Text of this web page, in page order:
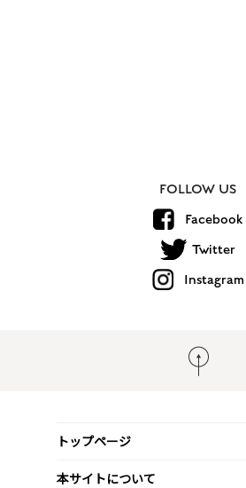
FOLLOW US
Facebook
Twitter
Instagram
トップページ
本サイトについて